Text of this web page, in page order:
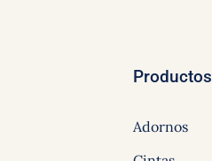
Productos
Adornos